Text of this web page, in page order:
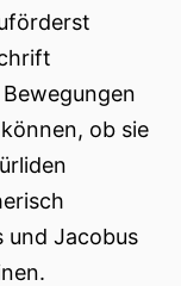
ob sie
und Jacobus